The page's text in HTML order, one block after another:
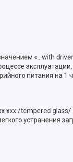
«…with
питания на 1
/tempered glass/
устранения